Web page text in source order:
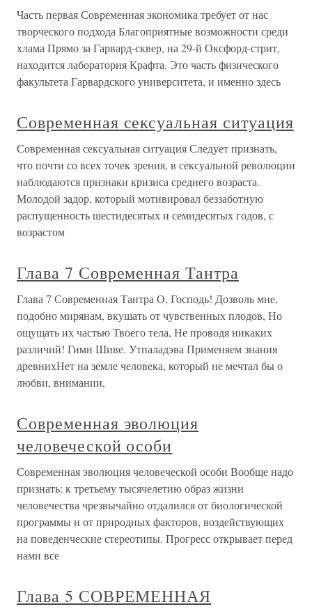
Часть первая Современная экономика требует от нас
творческого подхода Благоприятные возможности среди
хлама Прямо за Гарвард-сквер, на 29-й Оксфорд-стрит,
находится лаборатория Крафта. Это часть физического
факультета Гарвардского университета, и именно здесь
Современная сексуальная ситуация
Современная сексуальная ситуация Следует признать,
что почти со всех точек зрения, в сексуальной революции
наблюдаются признаки кризиса среднего возраста.
Молодой задор, который мотивировал беззаботную
распущенность шестидесятых и семидесятых годов, с
возрастом
Глава 7 Современная Тантра
Глава 7 Современная Тантра О, Господь! Дозволь мне,
подобно мирянам, вкушать от чувственных плодов, Но
ощущать их частью Твоего тела, Не проводя никаких
различий! Гимн Шиве. Утпаладэва Применяем знания
древнихНет на земле человека, который не мечтал бы о
любви, внимании,
Современная эволюция
человеческой особи
Современная эволюция человеческой особи Вообще надо
признать: к третьему тысячелетию образ жизни
человечества чрезвычайно отдалился от биологической
программы и от природных факторов, воздействующих
на поведенческие стереотипы. Прогресс открывает перед
нами все
Глава 5 СОВРЕМЕННАЯ